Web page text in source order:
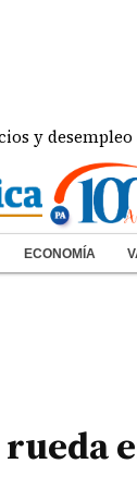
ECONOMÍA
rueda